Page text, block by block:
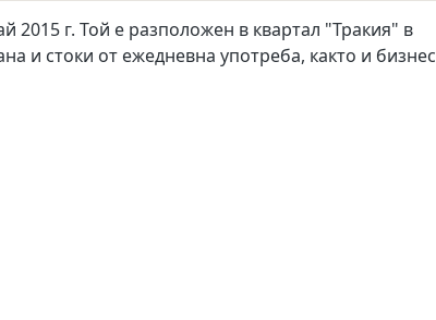
2015 г. Той е разположен в квартал "Тракия" в
и стоки от ежедневна употреба, както и бизнес